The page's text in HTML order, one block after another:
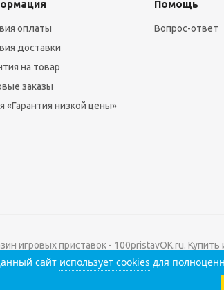
оплаты
доставки
на товар
заказы
«Гарантия низкой цены»
Помощь
Вопрос-ответ
игровых приставок - 100pristavOK.ru.
сайт использует cookies для